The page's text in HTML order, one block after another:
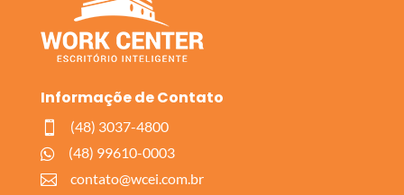
Informaçõe de Contato
 (48) 3037-4800
 (48) 99610-0003
 contato@wcei.com.br